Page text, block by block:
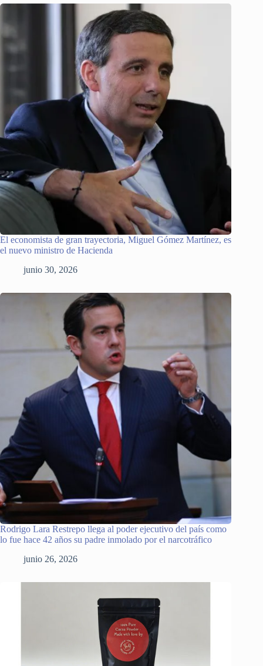
El economista de gran trayectoria, Miguel Gómez Martínez, es
el nuevo ministro de Hacienda
junio 30, 2026
Rodrigo Lara Restrepo llega al poder ejecutivo del país como
lo fue hace 42 años su padre inmolado por el narcotráfico
junio 26, 2026